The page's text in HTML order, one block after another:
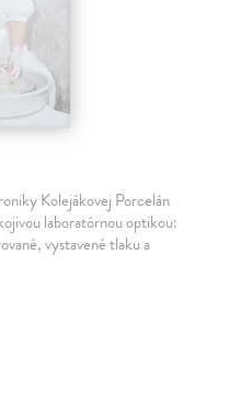
Kolejákovej Porcelán
laboratórnou optikou:
vystavené tlaku a